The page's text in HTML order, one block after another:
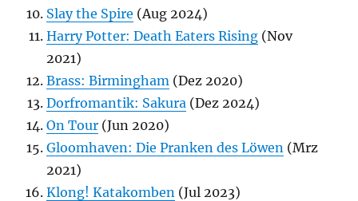
Slay the Spire (Aug 2024)
Harry Potter: Death Eaters Rising (Nov
2021)
Brass: Birmingham (Dez 2020)
Dorfromantik: Sakura (Dez 2024)
On Tour (Jun 2020)
Gloomhaven: Die Pranken des Löwen (Mrz
2021)
Klong! Katakomben (Jul 2023)